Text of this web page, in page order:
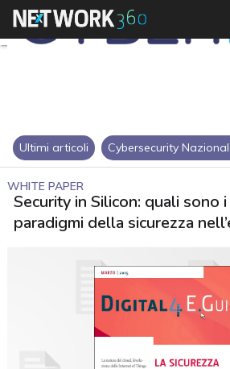
Ultimi articoli Cybersecurity
WHITE PAPER
Security in Silicon: quali sono
paradigmi della sicurezza